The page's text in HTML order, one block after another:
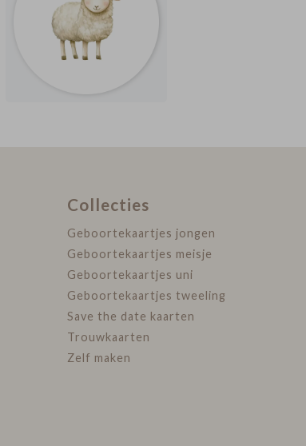
Collecties
Geboortekaartjes jongen
Geboortekaartjes meisje
Geboortekaartjes uni
Geboortekaartjes tweeling
Save the date kaarten
Trouwkaarten
Zelf maken